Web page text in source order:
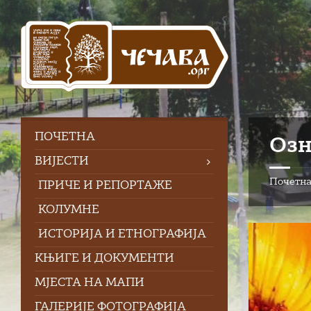
Skip
content
Skip
left
sidebar
Skip
right
sidebar
Skip
footer
Почетна
ПOЧЕТНА
ВИЈЕСТИ
ПРИЧЕ И РЕПОРТАЖЕ
КОЛУМНЕ
ИСТОРИЈА И ЕТНОГРАФИЈА
КЊИГЕ И ДОКУМЕНТИ
МЈЕСТА НА МАПИ
ГАЛЕРИЈЕ ФОТОГРАФИЈА